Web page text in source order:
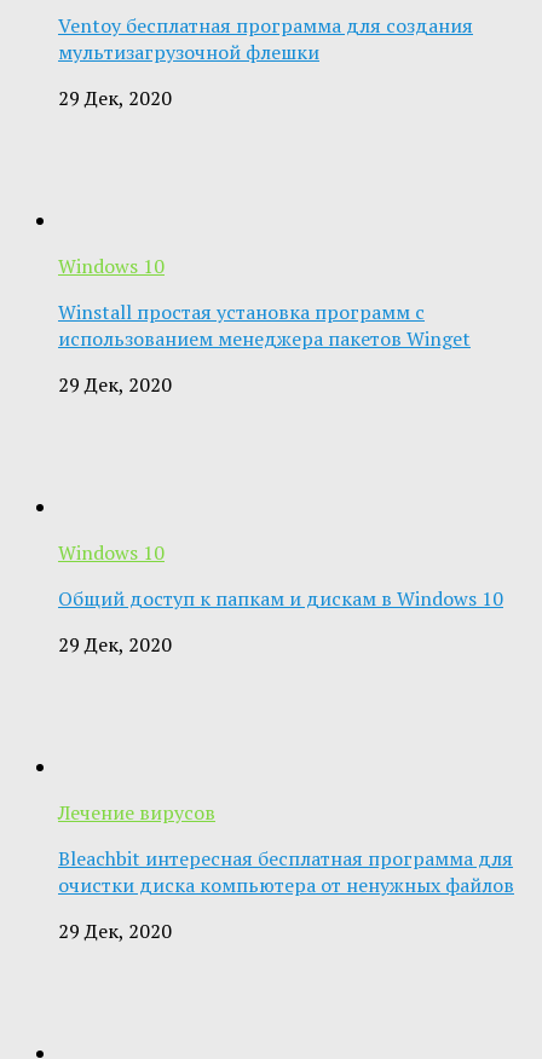
Ventoy бесплатная программа для создания
мультизагрузочной флешки
29 Дек, 2020
Windows 10
Winstall простая установка программ с
использованием менеджера пакетов Winget
29 Дек, 2020
Windows 10
Общий доступ к папкам и дискам в Windows 10
29 Дек, 2020
Лечение вирусов
Bleachbit интересная бесплатная программа для
очистки диска компьютера от ненужных файлов
29 Дек, 2020